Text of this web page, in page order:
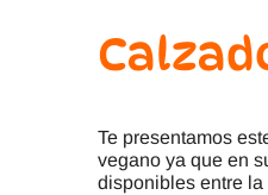
Te presentamos
vegano ya que en
disponibles entre la